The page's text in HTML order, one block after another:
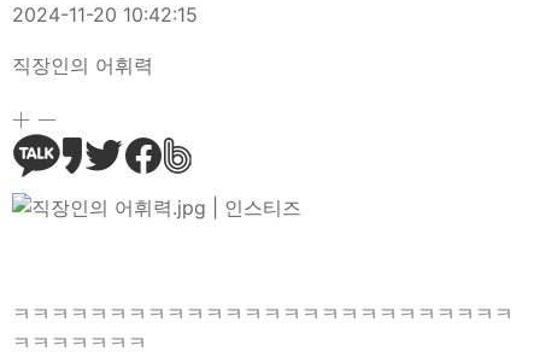
2024-11-20 10:42:15
직장인의 어휘력
ㅋㅋㅋㅋㅋㅋㅋㅋㅋㅋㅋㅋㅋㅋㅋㅋㅋㅋㅋㅋㅋㅋㅋㅋㅋㅋ
ㅋㅋㅋㅋㅋㅋㅋ